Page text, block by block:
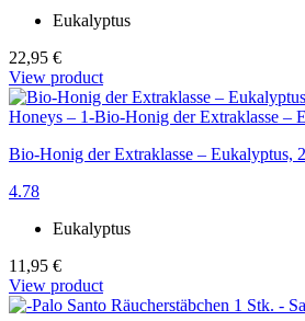
Eukalyptus
22,95 €
View product
Bio-Honig der Extraklasse – Eukalyptus,
4.78
Eukalyptus
11,95 €
View product